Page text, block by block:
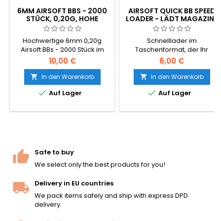
6MM AIRSOFT BBS - 2000
STÜCK, 0,20G, HOHE
QUALITÄT
Hochwertige 6mm 0,20g
Airsoft BBs - 2000 Stück im
Beutel. Das universelle
Standard-BB-Gewicht,
kompatibel mit nahezu allen
AEG-Gewehren und
federbetriebenen Waffen.
gleichmässiger 5,95mm
10,00 €
 In den Warenkorb
 Auf Lager
AIRSOFT QUICK BB SPEED
LOADER - LÄDT MAGAZINE
100× SCHNELLER
Schnelllader im
Taschenformat, der Ihr
Airsoft-Magazin in
Sekundenschnelle füllt - kein
einzelnes Einschieben von
BBs mehr. Hält ~100 Schuss,
funktioniert mit jedem 6 mm
oder Mid-Cap.
6,00 €
 In den Warenkorb
 Auf Lager
Safe to buy
We select only the best products for you!
Delivery in EU countries
We pack items safely and ship with express DPD
delivery.